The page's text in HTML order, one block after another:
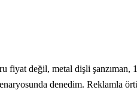
değil, metal dişli
denedim.